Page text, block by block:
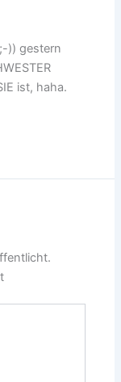
)) gestern
ist, haha.